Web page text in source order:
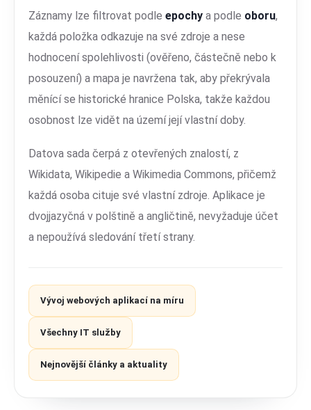
Záznamy lze filtrovat podle epochy a podle oboru,
každá položka odkazuje na své zdroje a nese
hodnocení spolehlivosti (ověřeno, částečně nebo k
posouzení) a mapa je navržena tak, aby překrývala
měnící se historické hranice Polska, takže každou
osobnost lze vidět na území její vlastní doby.
Datova sada čerpá z otevřených znalostí, z
Wikidata, Wikipedie a Wikimedia Commons, přičemž
každá osoba cituje své vlastní zdroje. Aplikace je
dvojjazyčná v polštině a angličtině, nevyžaduje účet
a nepoužívá sledování třetí strany.
Vývoj webových aplikací na míru
Všechny IT služby
Nejnovější články a aktuality